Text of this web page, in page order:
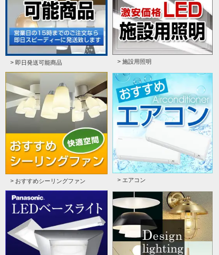
> 即日発送可能商品 > 施設用照明
> おすすめシーリングファン > エアコン